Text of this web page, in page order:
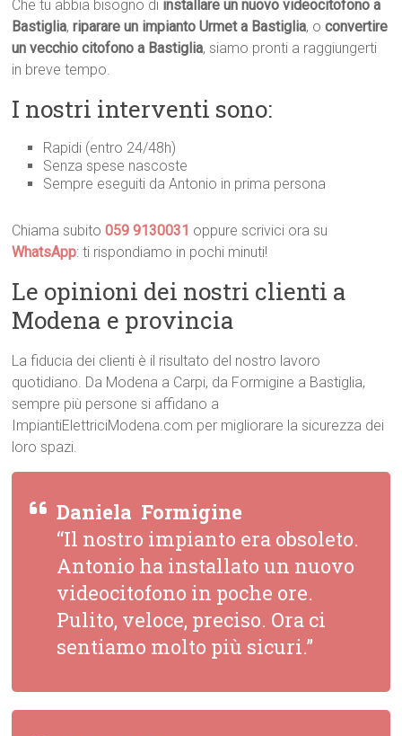
Che tu abbia bisogno di installare un nuovo videocitofono a
Bastiglia,riparare un impianto Urmet a Bastiglia, oconvertire
un vecchio citofono a Bastiglia, siamo pronti a raggiungerti
in breve tempo.
I nostri interventi sono:
Rapidi (entro 24/48h)
Senza spese nascoste
Sempre eseguiti da Antonio in prima persona
Chiama subito059 9130031 oppure scrivici ora su
WhatsApp: ti rispondiamo in pochi minuti!
Le opinioni dei nostri clienti a
Modena e provincia
La fiducia dei clienti è il risultato del nostro lavoro
quotidiano. Da Modena a Carpi, da Formigine a Bastiglia,
sempre più persone si affidano a
ImpiantiElettriciModena.com per migliorare la sicurezza dei
loro spazi.
Daniela  Formigine
“Il nostro impianto era obsoleto.
Antonio ha installato un nuovo
videocitofono in poche ore.
Pulito, veloce, preciso. Ora ci
sentiamo molto più sicuri.”